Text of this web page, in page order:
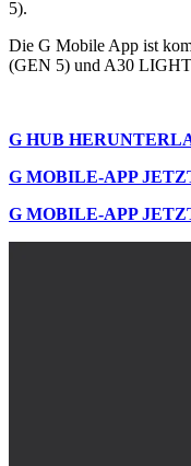
5).
Die G Mobile App ist
(GEN 5) und A30
G HUB
G MOBILE-APP
G MOBILE-APP